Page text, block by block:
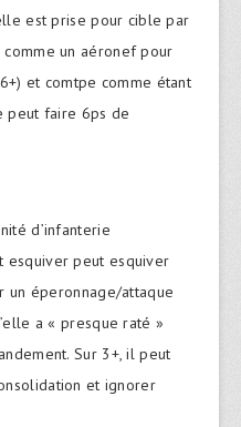
est prise pour cible par
un aéronef pour
et comtpe comme étant
peut faire 6ps de
d’infanterie
peut esquiver
un éperonnage/attaque
a « presque raté »
Sur 3+, il peut
et ignorer